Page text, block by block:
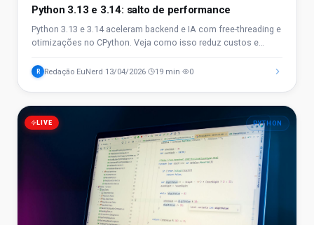
Python 3.13 e 3.14: salto de performance
Python 3.13 e 3.14 aceleram backend e IA com free-threading e
otimizações no CPython. Veja como isso reduz custos e
R Redação EuNerd 13/04/2026 19 min 0
LIVE PYTHON